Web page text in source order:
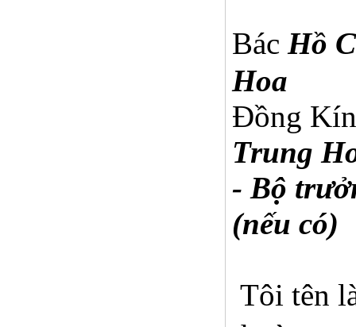
Bác Hồ
Hoa
Ðồng
Trung
- Bộ
(nếu có)
Tôi tên